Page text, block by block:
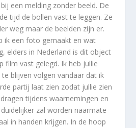
een melding zonder beeld. De
tijd de bollen vast te leggen. Ze
weg maar de beelden zijn er.
ik een foto gemaakt en wat
elders in Nederland is dit object
film vast gelegd. Ik heb jullie
blijven volgen vandaar dat ik
partij laat zien zodat jullie zien
tijdens waarnemingen en
zal worden naarmate
in handen krijgen. In de hoop